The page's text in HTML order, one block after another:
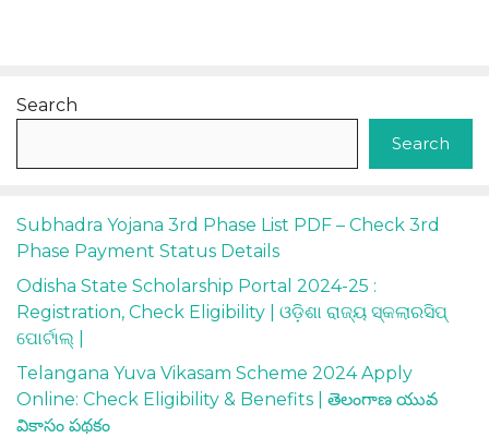
Search
Search
Subhadra Yojana 3rd Phase List PDF – Check 3rd
Phase Payment Status Details
Odisha State Scholarship Portal 2024-25 :
Registration, Check Eligibility | ଓଡ଼ିଶା ରାଜ୍ୟ ସ୍କଲାରସିପ୍
ପୋର୍ଟାଲ୍ |
Telangana Yuva Vikasam Scheme 2024 Apply
Online: Check Eligibility & Benefits | తెలంగాణ యువ
వికాసం పథకం